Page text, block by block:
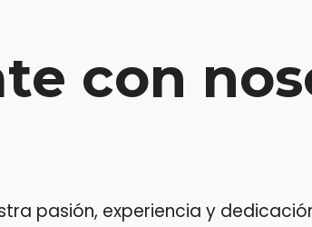
con
pasión, experiencia y